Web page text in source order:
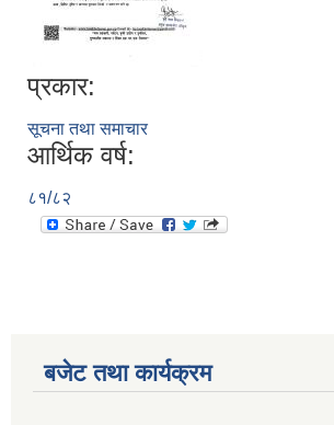
प्रकार:
सूचना तथा समाचार
आर्थिक वर्ष:
८१/८२
बजेट तथा कार्यक्रम